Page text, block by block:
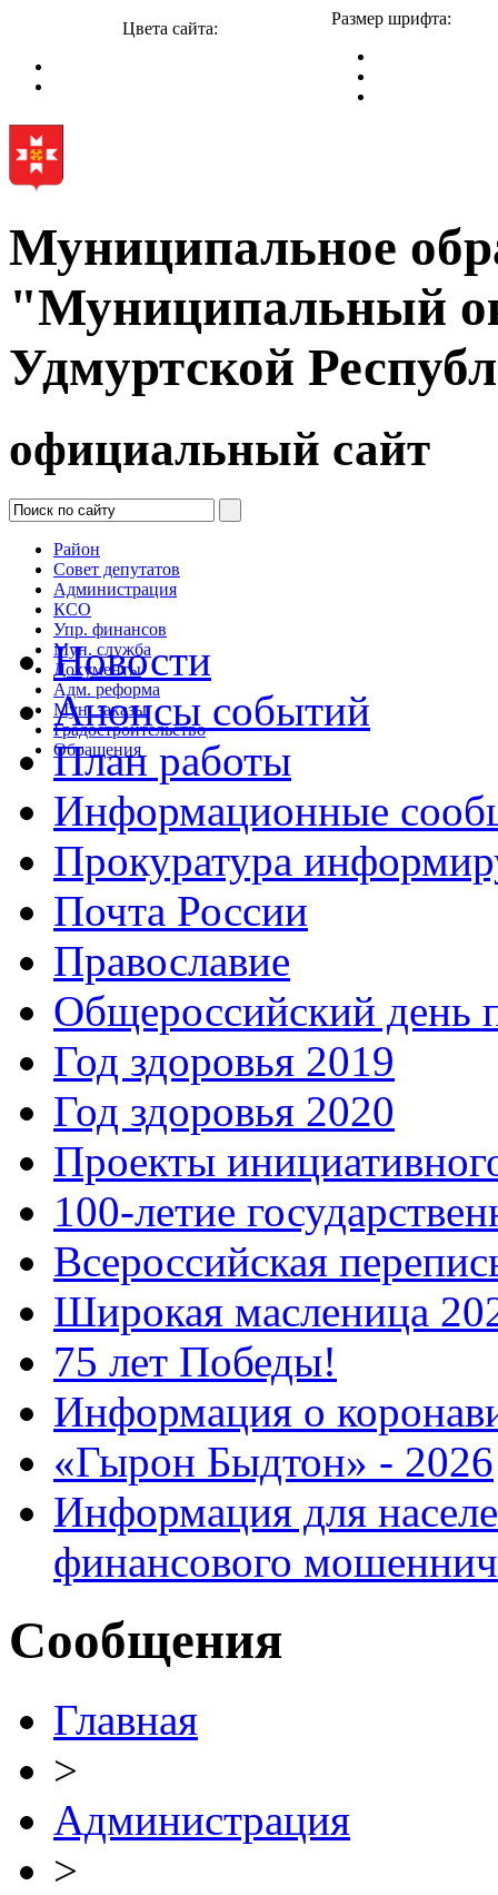
Цвета сайта:
Размер шрифта:
Муниципальное
"Муниципальный
Удмуртской
официальный сайт
Район
Совет депутатов
Администрация
КСО
Упр. финансов
Мун. служба
Документы
Адм. реформа
Мун. заказы
Градостроительство
Обращения
Новости
Анонсы событий
План работы
Информационные
Прокуратура
Почта России
Православие
Общероссийский день
Год здоровья 2019
Год здоровья 2020
Проекты
100-летие
Всероссийская
Широкая масленица
75 лет Победы!
Информация о
«Гырон Быдтон» - 2026
Информация для
финансового
Сообщения
Главная
>
Администрация
>